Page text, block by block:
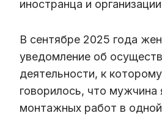
иностранца и
В сентябре 2025 года
уведомление об
деятельности, к
говорилось, что
монтажных работ в